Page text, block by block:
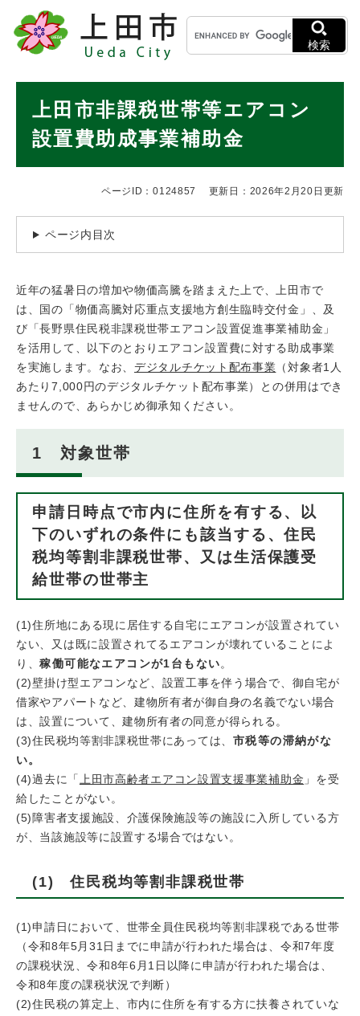
メニューを飛ばして本文へ
キ
ー
ワ
検
検索
上田市非課税世帯等エアコン
設置費助成事業補助金
ページID：0124857 更新日：2026年2月20日更新
ページ内目次
近年の猛暑日の増加や物価高騰を踏まえた上で、上田市で
は、国の「物価高騰対応重点支援地方創生臨時交付金」、及
び「長野県住民税非課税世帯エアコン設置促進事業補助金」
を活用して、以下のとおりエアコン設置費に対する助成事業
を実施します。なお、 デジタルチケット配布事業 （対象者1人
あたり7,000円のデジタルチケット配布事業）との併用はでき
ませんので、あらかじめ御承知ください。
1 対象世帯
申請日時点で市内に住所を有する、以
下のいずれの条件にも該当する、住民
税均等割非課税世帯、又は生活保護受
給世帯の世帯主
(1)住所地にある現に居住する自宅にエアコンが設置されてい
ない、又は既に設置されてるエアコンが壊れていることによ
り、稼働可能なエアコンが1台もない。
(2)壁掛け型エアコンなど、設置工事を伴う場合で、御自宅が
借家やアパートなど、建物所有者が御自身の名義でない場合
は、設置について、建物所有者の同意が得られる。
(3)住民税均等割非課税世帯にあっては、 市税等の滞納がな
い。
(4)過去に「 上田市高齢者エアコン設置支援事業補助金 」を受
給したことがない。
(5)障害者支援施設、介護保険施設等の施設に入所している方
が、当該施設等に設置する場合ではない。
(1) 住民税均等割非課税世帯
(1)申請日において、世帯全員住民税均等割非課税である世帯
（令和8年5月31日までに申請が行われた場合は、令和7年度
の課税状況、令和8年6月1日以降に申請が行われた場合は、
令和8年度の課税状況で判断）
(2)住民税の算定上、市内に住所を有する方に扶養されていな